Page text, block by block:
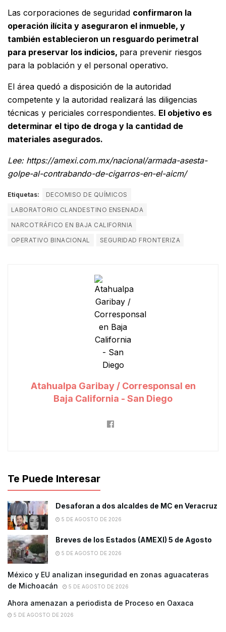
Las corporaciones de seguridad confirmaron la
operación ilícita y aseguraron el inmueble, y
también establecieron un resguardo perimetral
para preservar los indicios, para prevenir riesgos
para la población y el personal operativo.
El área quedó a disposición de la autoridad
competente y la autoridad realizará las diligencias
técnicas y periciales correspondientes. El objetivo es
determinar el tipo de droga y la cantidad de
materiales asegurados.
Lee: https://amexi.com.mx/nacional/armada-asesta-
golpe-al-contrabando-de-cigarros-en-el-aicm/
Etiquetas:
DECOMISO DE QUÍMICOS
LABORATORIO CLANDESTINO ENSENADA
NARCOTRÁFICO EN BAJA CALIFORNIA
OPERATIVO BINACIONAL
SEGURIDAD FRONTERIZA
Atahualpa Garibay / Corresponsal en
Baja California - San Diego
Te Puede Interesar
Desaforan a dos alcaldes de MC en Veracruz
5 DE AGOSTO DE 2026
Breves de los Estados (AMEXI) 5 de Agosto
5 DE AGOSTO DE 2026
México y EU analizan inseguridad en zonas aguacateras
de Michoacán
5 DE AGOSTO DE 2026
Ahora amenazan a periodista de Proceso en Oaxaca
5 DE AGOSTO DE 2026